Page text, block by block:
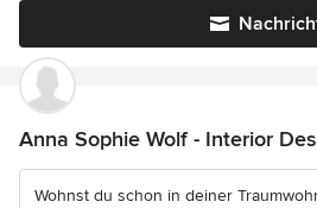
Anna Sophie Wolf - Interior
Wohnst du schon in deiner